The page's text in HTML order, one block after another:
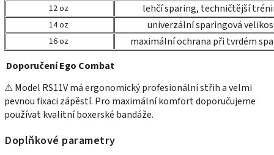
12 oz lehčí sparing, techničtější
14 oz univerzální sparingová
16 oz
maximální ochrana při tvrdém
Doporučení Ego Combat
⚠ Model RS11V má ergonomický profesionální střih a velmi
pevnou fixaci zápěstí. Pro maximální komfort doporučujeme
používat kvalitní boxerské bandáže.
Doplňkové parametry